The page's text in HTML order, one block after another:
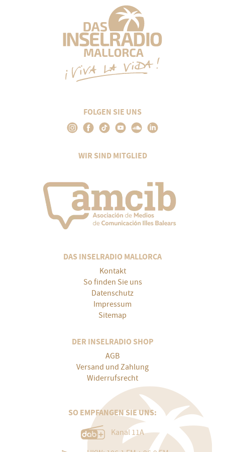
FOLGEN SIE UNS
WIR SIND MITGLIED
DAS INSELRADIO MALLORCA
Kontakt
So finden Sie uns
Datenschutz
Impressum
Sitemap
DER INSELRADIO SHOP
AGB
Versand und Zahlung
Widerrufsrecht
SO EMPFANGEN SIE UNS:
Kanal 11A